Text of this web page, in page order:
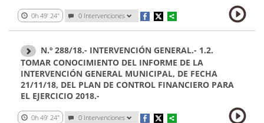
0h 49' 24'' 0 Intervenciones
N.º 288/18.- INTERVENCIÓN GENERAL.- 1.2.
TOMAR CONOCIMIENTO DEL INFORME DE LA
INTERVENCIÓN GENERAL MUNICIPAL, DE FECHA
21/11/18, DEL PLAN DE CONTROL FINANCIERO PARA
EL EJERCICIO 2018.-
0h 49' 24'' 0 Intervenciones